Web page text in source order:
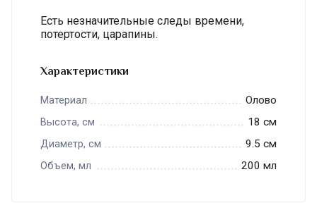
Есть незначительные следы времени,
потертости, царапины.
Характеристики
Материал Олово
Высота, см 18 см
Диаметр, см 9.5 см
Объем, мл 200 мл